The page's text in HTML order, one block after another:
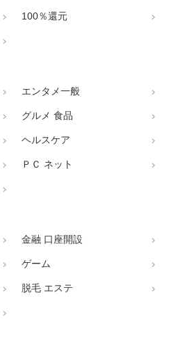
100％還元
エンタメ一般
グルメ 食品
ヘルスケア
ＰＣ ネット
金融 口座開設
ゲーム
脱毛 エステ